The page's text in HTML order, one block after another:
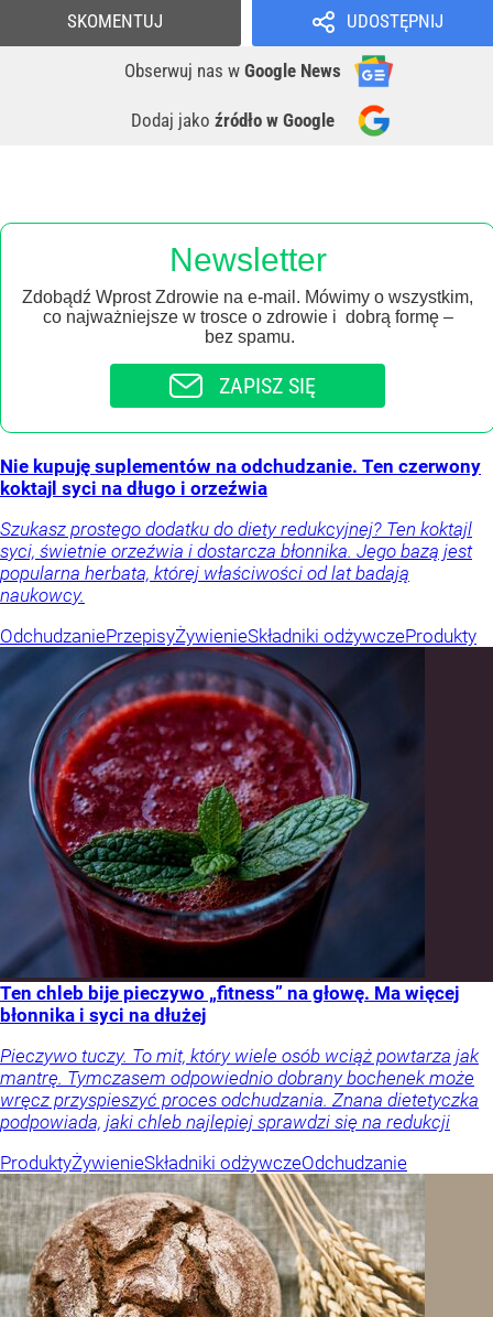
UDOSTĘPNIJ
Obserwuj nas w Google News
Dodaj jako źródło w Google
SKOMENTUJ
Newsletter
Zdobądź Wprost Zdrowie na e-mail. Mówimy o wszystkim,
co najważniejsze w trosce o zdrowie i dobrą formę –
bez spamu.
ZAPISZ SIĘ
Nie kupuję suplementów na odchudzanie. Ten czerwony
koktajl syci na długo i orzeźwia
Szukasz prostego dodatku do diety redukcyjnej? Ten koktajl
syci, świetnie orzeźwia i dostarcza błonnika. Jego bazą jest
popularna herbata, której właściwości od lat badają
naukowcy.
OdchudzaniePrzepisyŻywienieSkładniki odżywczeProdukty
Ten chleb bije pieczywo „fitness” na głowę. Ma więcej
błonnika i syci na dłużej
Pieczywo tuczy. To mit, który wiele osób wciąż powtarza jak
mantrę. Tymczasem odpowiednio dobrany bochenek może
wręcz przyspieszyć proces odchudzania. Znana dietetyczka
podpowiada, jaki chleb najlepiej sprawdzi się na redukcji
ProduktyŻywienieSkładniki odżywczeOdchudzanie